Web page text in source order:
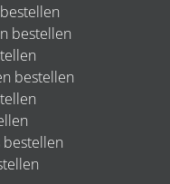
bestellen
bestellen
bestellen